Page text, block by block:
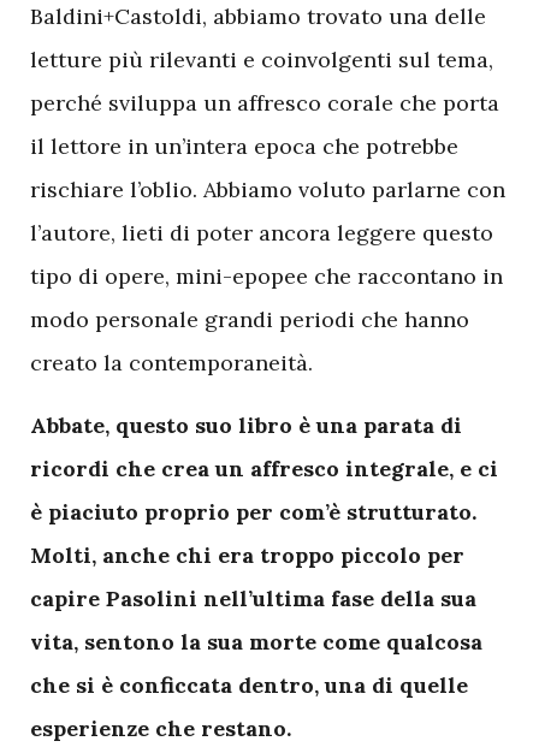
Baldini+Castoldi, abbiamo trovato una delle
letture più rilevanti e coinvolgenti sul tema,
perché sviluppa un affresco corale che porta
il lettore in un’intera epoca che potrebbe
rischiare l’oblio. Abbiamo voluto parlarne con
l’autore, lieti di poter ancora leggere questo
tipo di opere, mini-epopee che raccontano in
modo personale grandi periodi che hanno
creato la contemporaneità.
Abbate, questo suo libro è una parata di
ricordi che crea un affresco integrale, e ci
è piaciuto proprio per com’è strutturato.
Molti, anche chi era troppo piccolo per
capire Pasolini nell’ultima fase della sua
vita, sentono la sua morte come qualcosa
che si è conficcata dentro, una di quelle
esperienze che restano.